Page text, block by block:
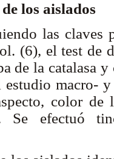
los aislados
las claves
(6), el test de
de la catalasa
macro-
color
Se efectuó